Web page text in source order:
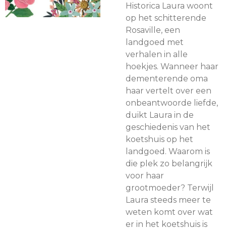
Historica Laura woont
op het schitterende
Rosaville, een
landgoed met
verhalen in alle
hoekjes. Wanneer haar
dementerende oma
haar vertelt over een
onbeantwoorde liefde,
duikt Laura in de
geschiedenis van het
koetshuis op het
landgoed. Waarom is
die plek zo belangrijk
voor haar
grootmoeder? Terwijl
Laura steeds meer te
weten komt over wat
er in het koetshuis is